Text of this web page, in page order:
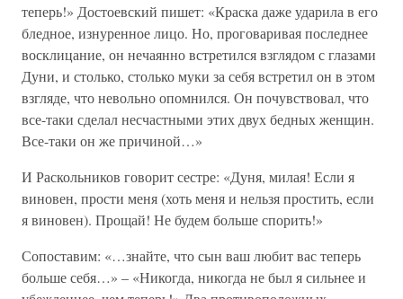
теперь!» Достоевский пишет: «Краска даже ударила в его
бледное, изнуренное лицо. Но, проговаривая последнее
восклицание, он нечаянно встретился взглядом с глазами
Дуни, и столько, столько муки за себя встретил он в этом
взгляде, что невольно опомнился. Он почувствовал, что
все-таки сделал несчастными этих двух бедных женщин.
Все-таки он же причиной…»
И Раскольников говорит сестре: «Дуня, милая! Если я
виновен, прости меня (хоть меня и нельзя простить, если
я виновен). Прощай! Не будем больше спорить!»
Сопоставим: «…знайте, что сын ваш любит вас теперь
больше себя…» – «Никогда, никогда не был я сильнее и